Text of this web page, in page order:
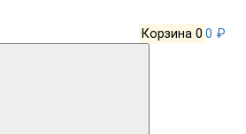
Корзина 0 0 ₽